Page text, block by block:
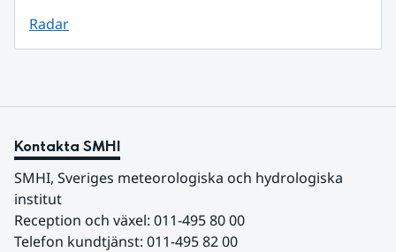
Radar
Kontakta SMHI
SMHI, Sveriges meteorologiska och hydrologiska
institut
Reception och växel: 011-495 80 00
Telefon kundtjänst: 011-495 82 00